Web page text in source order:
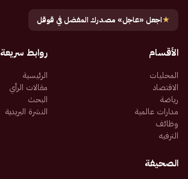
★اجعل «عاجل» مصدرك المفضل في قوقل
الأقسام
المحليات
الاقتصاد
رياضة
مدارات عالمية
وظائف
الترفيه
روابط سريعة
الرئيسية
مقالات الرأي
البحث
النشرة البريدية
الصحيفة